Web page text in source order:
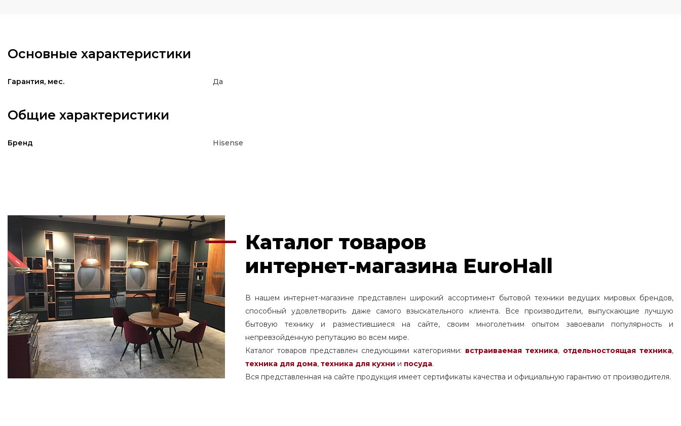
Основные характеристики
Гарантия, мес. Да
Общие характеристики
Бренд Hisense
Каталог товаров
интернет-магазина EuroHall
В нашем интернет-магазине представлен широкий ассортимент бытовой техники ведущих мировых брендов,
способный удовлетворить даже самого взыскательного клиента. Все производители, выпускающие лучшую
бытовую технику и разместившиеся на сайте, своим многолетним опытом завоевали популярность и
непревзойденную репутацию во всем мире.
Каталог товаров представлен следующими категориями: встраиваемая техника, отдельностоящаятехника,
техника для дома, техника для кухни и посуда.
Вся представленная на сайте продукция имеет сертификаты качества и официальную гарантию от производителя.